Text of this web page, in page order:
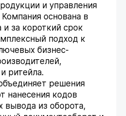
и управления
основана в
за короткий срок
подход к
бизнес-
ритейла.
решения
нанесения кодов
вывода из оборота,